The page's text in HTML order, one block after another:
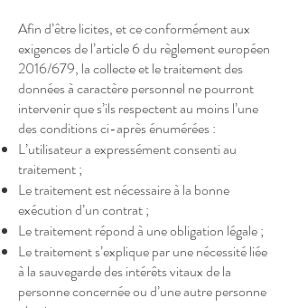
Afin d’être licites, et ce conformément aux
exigences de l’article 6 du règlement européen
2016/679, la collecte et le traitement des
données à caractère personnel ne pourront
intervenir que s’ils respectent au moins l’une
des conditions ci-après énumérées :
L’utilisateur a expressément consenti au
traitement ;
Le traitement est nécessaire à la bonne
exécution d’un contrat ;
Le traitement répond à une obligation légale ;
Le traitement s’explique par une nécessité liée
à la sauvegarde des intérêts vitaux de la
personne concernée ou d’une autre personne